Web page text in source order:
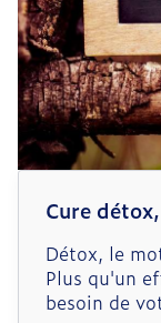
Cure
Détox, le
Plus qu'un
besoin de